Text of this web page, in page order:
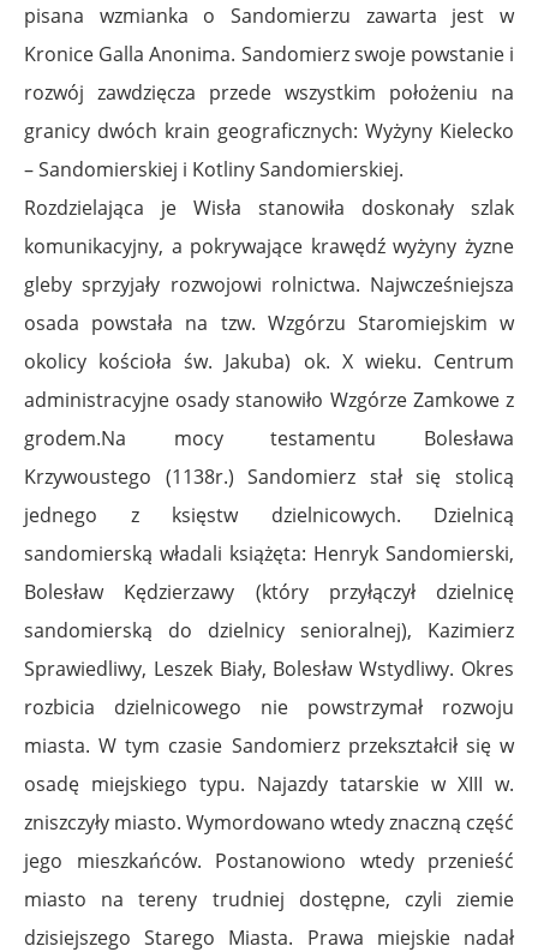
pisana wzmianka o Sandomierzu zawarta jest w
Kronice Galla Anonima. Sandomierz swoje powstanie i
rozwój zawdzięcza przede wszystkim położeniu na
granicy dwóch krain geograficznych: Wyżyny Kielecko
– Sandomierskiej i Kotliny Sandomierskiej.
Rozdzielająca je Wisła stanowiła doskonały szlak
komunikacyjny, a pokrywające krawędź wyżyny żyzne
gleby sprzyjały rozwojowi rolnictwa. Najwcześniejsza
osada powstała na tzw. Wzgórzu Staromiejskim w
okolicy kościoła św. Jakuba) ok. X wieku. Centrum
administracyjne osady stanowiło Wzgórze Zamkowe z
grodem.Na mocy testamentu Bolesława
Krzywoustego (1138r.) Sandomierz stał się stolicą
jednego z księstw dzielnicowych. Dzielnicą
sandomierską władali książęta: Henryk Sandomierski,
Bolesław Kędzierzawy (który przyłączył dzielnicę
sandomierską do dzielnicy senioralnej), Kazimierz
Sprawiedliwy, Leszek Biały, Bolesław Wstydliwy. Okres
rozbicia dzielnicowego nie powstrzymał rozwoju
miasta. W tym czasie Sandomierz przekształcił się w
osadę miejskiego typu. Najazdy tatarskie w XIII w.
zniszczyły miasto. Wymordowano wtedy znaczną część
jego mieszkańców. Postanowiono wtedy przenieść
miasto na tereny trudniej dostępne, czyli ziemie
dzisiejszego Starego Miasta. Prawa miejskie nadał